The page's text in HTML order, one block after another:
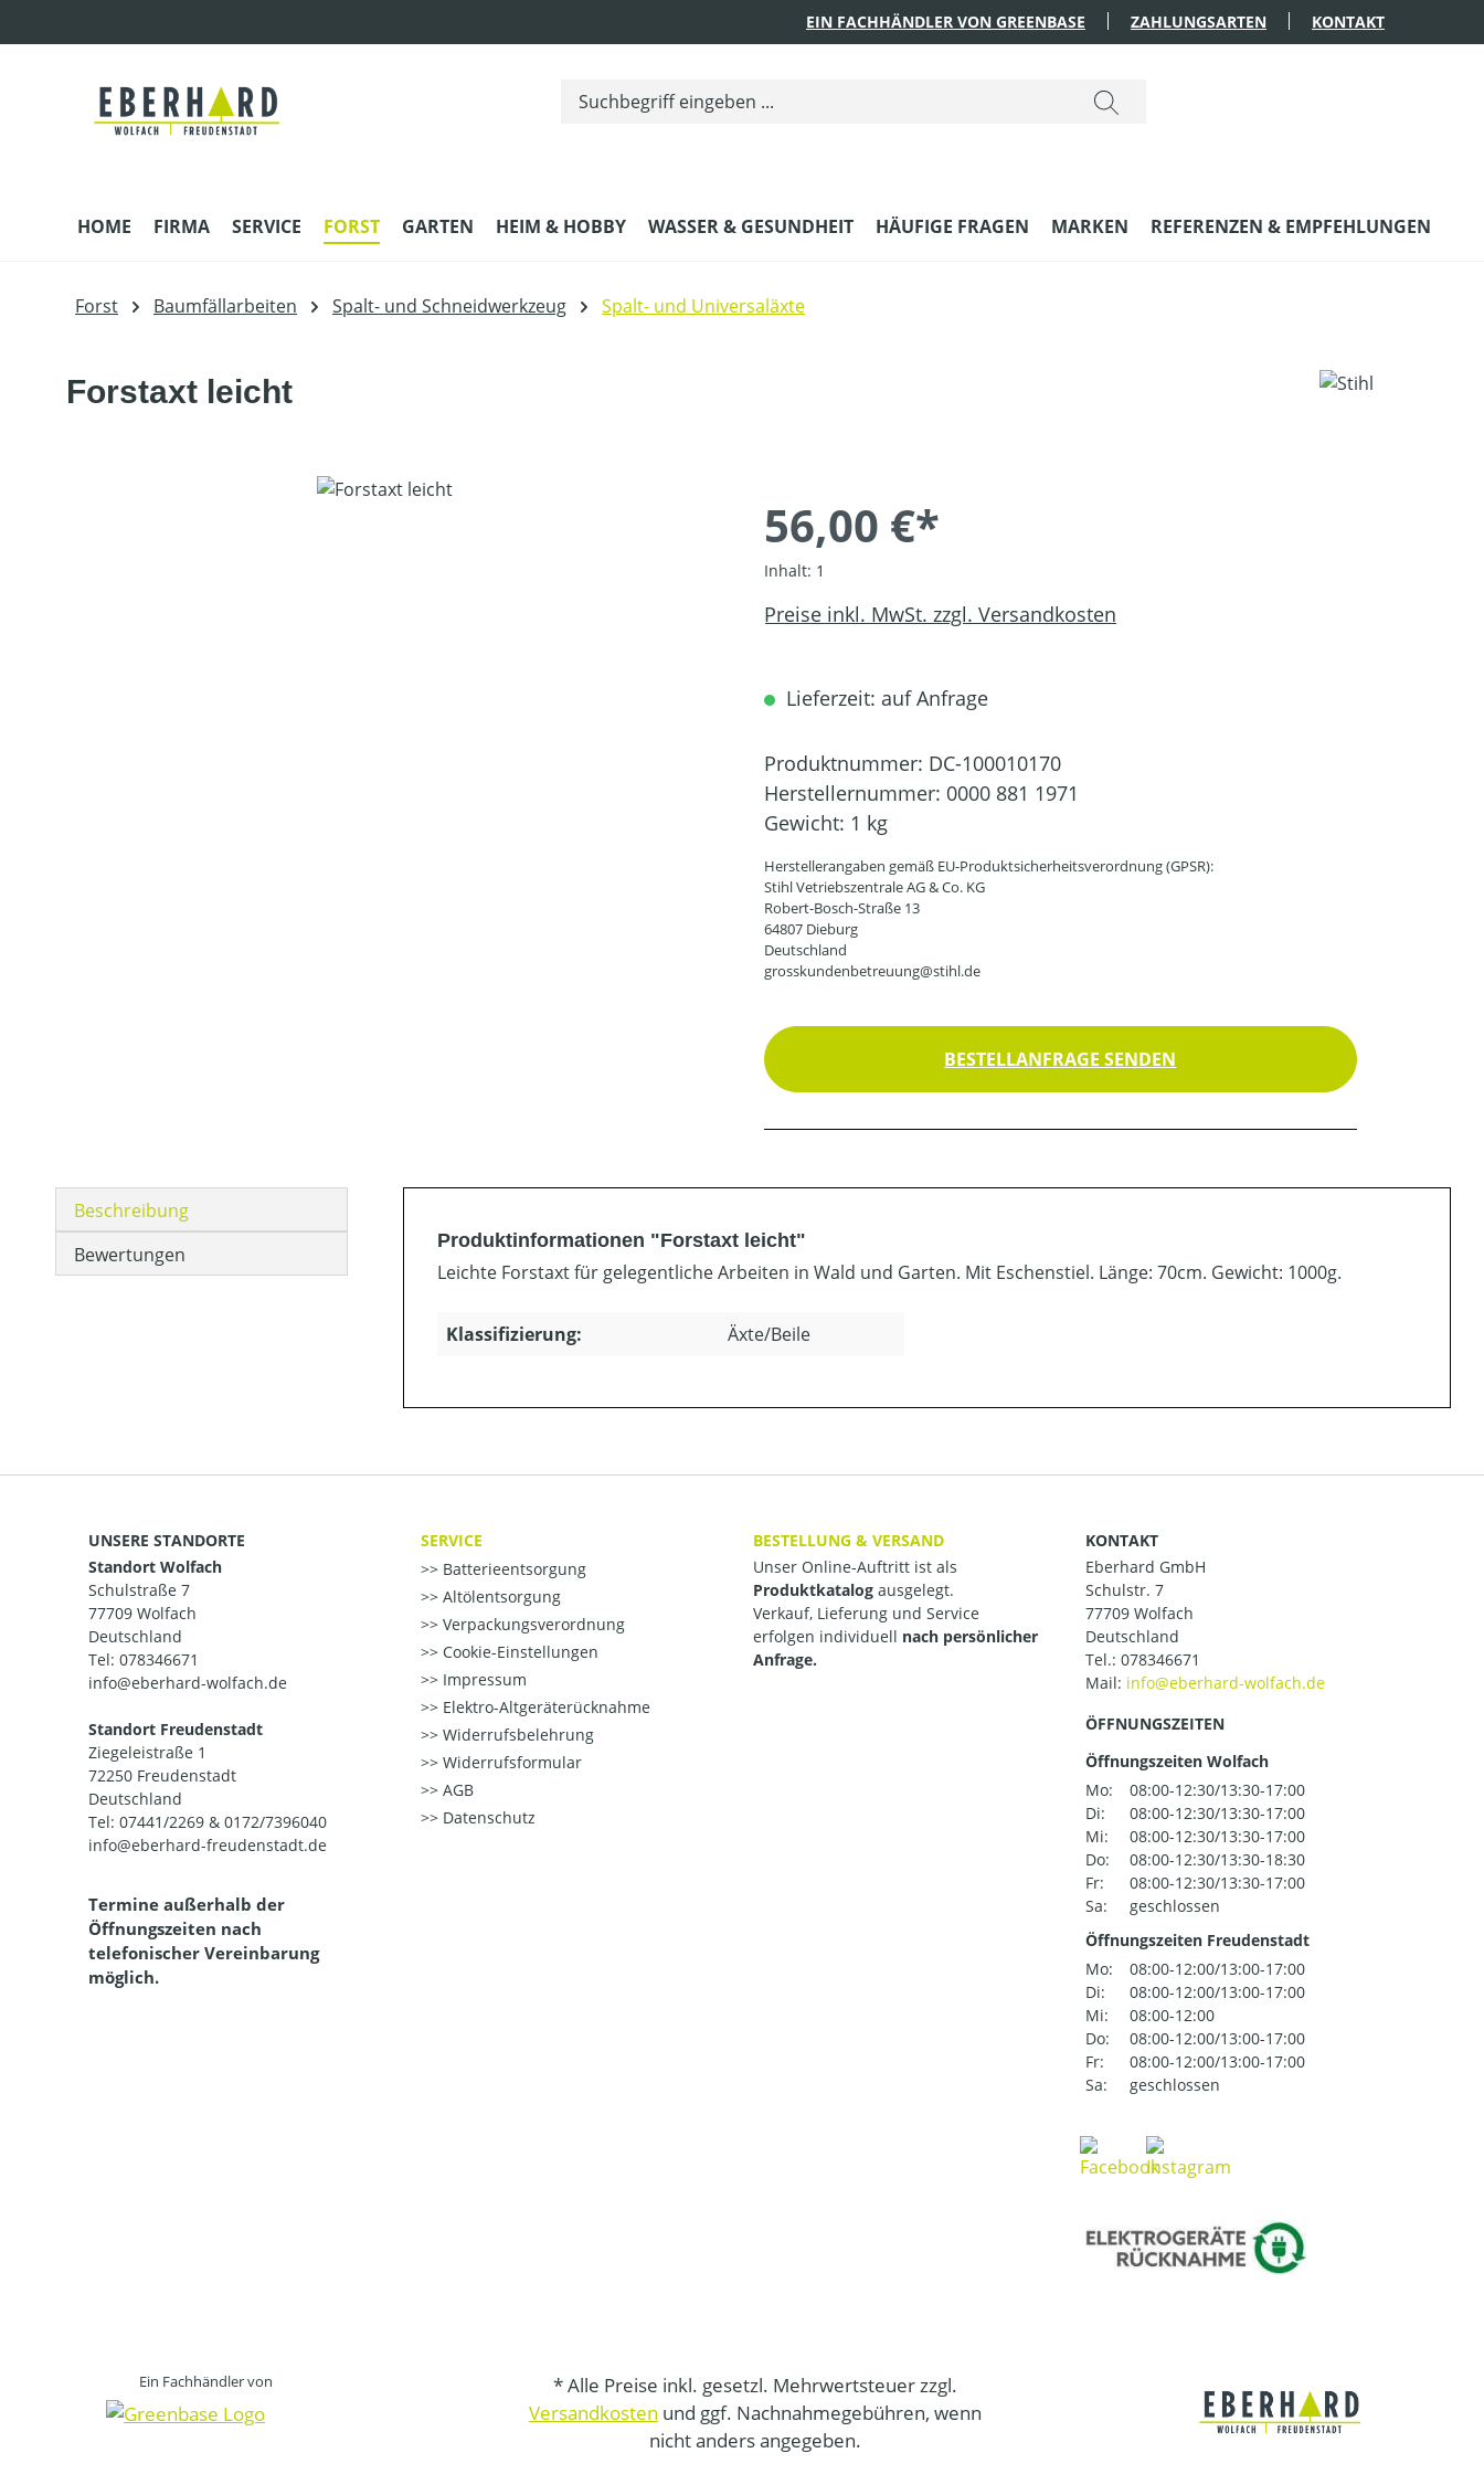
EIN FACHHÄNDLER VON GREENBASE ZAHLUNGSARTEN KONTAKT
HOME FIRMA SERVICE FORST GARTEN HEIM & HOBBY WASSER & GESUNDHEIT HÄUFIGE FRAGEN MARKEN REFERENZEN & EMPFEHLUNGEN
Forst Baumfällarbeiten Spalt- und Schneidwerkzeug Spalt- und Universaläxte
Forstaxt leicht
56,00 €*
Inhalt: 1
Preise inkl. MwSt. zzgl. Versandkosten
Lieferzeit: auf Anfrage
Produktnummer: DC-100010170
Herstellernummer: 0000 881 1971
Gewicht: 1 kg
Herstellerangaben gemäß EU-Produktsicherheitsverordnung (GPSR):
Stihl Vetriebszentrale AG & Co. KG
Robert-Bosch-Straße 13
64807 Dieburg
Deutschland
grosskundenbetreuung@stihl.de
BESTELLANFRAGE SENDEN
Beschreibung
Bewertungen
Produktinformationen "Forstaxt leicht"
Leichte Forstaxt für gelegentliche Arbeiten in Wald und Garten. Mit Eschenstiel. Länge: 70cm. Gewicht: 1000g.
Klassifizierung: Äxte/Beile
UNSERE STANDORTE
Standort Wolfach
Schulstraße 7
77709 Wolfach
Deutschland
Tel: 078346671
info@eberhard-wolfach.de
Standort Freudenstadt
Ziegeleistraße 1
72250 Freudenstadt
Deutschland
Tel: 07441/2269 & 0172/7396040
info@eberhard-freudenstadt.de
Termine außerhalb der
Öffnungszeiten nach
telefonischer Vereinbarung
möglich.
SERVICE
Batterieentsorgung
Altölentsorgung
Verpackungsverordnung
Cookie-Einstellungen
Impressum
Elektro-Altgeräterücknahme
Widerrufsbelehrung
Widerrufsformular
AGB
Datenschutz
BESTELLUNG & VERSAND
Unser Online-Auftritt ist als
Produktkatalog ausgelegt.
Verkauf, Lieferung und Service
erfolgen individuell nach persönlicher
Anfrage.
KONTAKT
Eberhard GmbH
Schulstr. 7
77709 Wolfach
Deutschland
Tel.: 078346671
Mail:
ÖFFNUNGSZEITEN
Öffnungszeiten Wolfach
Mo:
08:00-12:30/13:30-17:00
Di:
08:00-12:30/13:30-17:00
Mi:
08:00-12:30/13:30-17:00
Do:
08:00-12:30/13:30-18:30
Fr:
08:00-12:30/13:30-17:00
Sa:
geschlossen
Öffnungszeiten Freudenstadt
Mo:
08:00-12:00/13:00-17:00
Di:
08:00-12:00/13:00-17:00
Mi:
08:00-12:00
Do:
08:00-12:00/13:00-17:00
Fr:
08:00-12:00/13:00-17:00
Sa:
geschlossen
Ein Fachhändler von
* Alle Preise inkl. gesetzl. Mehrwertsteuer zzgl.
Versandkosten und ggf. Nachnahmegebühren, wenn
nicht anders angegeben.